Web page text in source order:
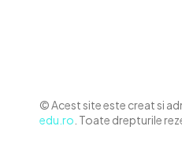
© Acest site este creat si
edu.ro . Toate drepturile